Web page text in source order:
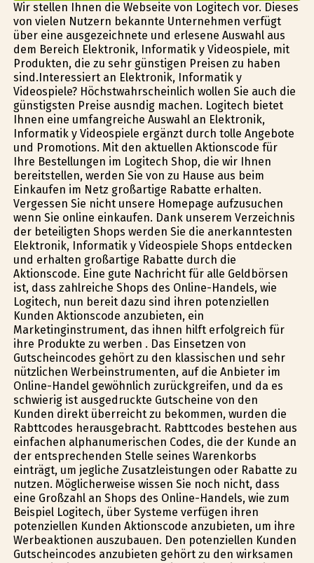
Wir stellen Ihnen die Webseite von Logitech vor. Dieses
von vielen Nutzern bekannte Unternehmen verfügt
über eine ausgezeichnete und erlesene Auswahl aus
dem Bereich Elektronik, Informatik y Videospiele, mit
Produkten, die zu sehr günstigen Preisen zu haben
sind.Interessiert an Elektronik, Informatik y
Videospiele? Höchstwahrscheinlich wollen Sie auch die
günstigsten Preise ausfindig machen. Logitech bietet
Ihnen eine umfangreiche Auswahl an Elektronik,
Informatik y Videospiele ergänzt durch tolle Angebote
und Promotions. Mit den aktuellen Aktionscode für
Ihre Bestellungen im Logitech Shop, die wir Ihnen
bereitstellen, werden Sie von zu Hause aus beim
Einkaufen im Netz großartige Rabatte erhalten.
Vergessen Sie nicht unsere Homepage aufzusuchen
wenn Sie online einkaufen. Dank unserem Verzeichnis
der beteiligten Shops werden Sie die anerkanntesten
Elektronik, Informatik y Videospiele Shops entdecken
und erhalten großartige Rabatte durch die
Aktionscode. Eine gute Nachricht für alle Geldbörsen
ist, dass zahlreiche Shops des Online-Handels, wie
Logitech, nun bereit dazu sind ihren potenziellen
Kunden Aktionscode anzubieten, ein
Marketinginstrument, das ihnen hilft erfolgreich für
ihre Produkte zu werben . Das Einsetzen von
Gutscheincodes gehört zu den klassischen und sehr
nützlichen Werbeinstrumenten, auf die Anbieter im
Online-Handel gewöhnlich zurückgreifen, und da es
schwierig ist ausgedruckte Gutscheine von den
Kunden direkt überreicht zu bekommen, wurden die
Rabttcodes herausgebracht. Rabttcodes bestehen aus
einfachen alphanumerischen Codes, die der Kunde an
der entsprechenden Stelle seines Warenkorbs
einträgt, um jegliche Zusatzleistungen oder Rabatte zu
nutzen. Möglicherweise wissen Sie noch nicht, dass
eine Großzahl an Shops des Online-Handels, wie zum
Beispiel Logitech, über Systeme verfügen ihren
potenziellen Kunden Aktionscode anzubieten, um ihre
Werbeaktionen auszubauen. Den potenziellen Kunden
Gutscheincodes anzubieten gehört zu den wirksamen